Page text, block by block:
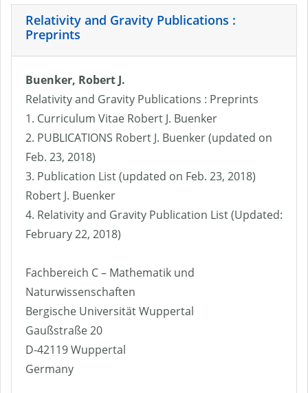
Relativity and Gravity Publications :
Preprints
Buenker, Robert J.
Relativity and Gravity Publications : Preprints
1. Curriculum Vitae Robert J. Buenker
2. PUBLICATIONS Robert J. Buenker (updated on
Feb. 23, 2018)
3. Publication List (updated on Feb. 23, 2018)
Robert J. Buenker
4. Relativity and Gravity Publication List (Updated:
February 22, 2018)
Fachbereich C – Mathematik und
Naturwissenschaften
Bergische Universität Wuppertal
Gaußstraße 20
D-42119 Wuppertal
Germany